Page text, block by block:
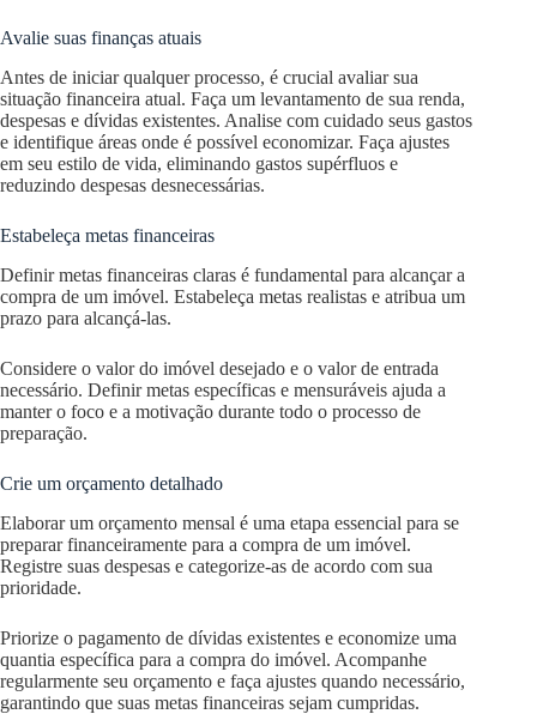
Avalie suas finanças atuais
Antes de iniciar qualquer processo, é crucial avaliar sua
situação financeira atual. Faça um levantamento de sua renda,
despesas e dívidas existentes. Analise com cuidado seus gastos
e identifique áreas onde é possível economizar. Faça ajustes
em seu estilo de vida, eliminando gastos supérfluos e
reduzindo despesas desnecessárias.
Estabeleça metas financeiras
Definir metas financeiras claras é fundamental para alcançar a
compra de um imóvel. Estabeleça metas realistas e atribua um
prazo para alcançá-las.
Considere o valor do imóvel desejado e o valor de entrada
necessário. Definir metas específicas e mensuráveis ​​ajuda a
manter o foco e a motivação durante todo o processo de
preparação.
Crie um orçamento detalhado
Elaborar um orçamento mensal é uma etapa essencial para se
preparar financeiramente para a compra de um imóvel.
Registre suas despesas e categorize-as de acordo com sua
prioridade.
Priorize o pagamento de dívidas existentes e economize uma
quantia específica para a compra do imóvel. Acompanhe
regularmente seu orçamento e faça ajustes quando necessário,
garantindo que suas metas financeiras sejam cumpridas.